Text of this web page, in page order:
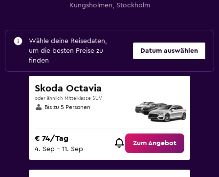
Kungsholmen, Stockholm
Wähle deine Reisedaten,
um die besten Preise zu
finden
Datum auswählen
Skoda Octavia
oder ähnlich Mittelklasse-SUV
Bis zu 5 Personen
€ 74/Tag
4. Sep – 11. Sep
Zum Angebot